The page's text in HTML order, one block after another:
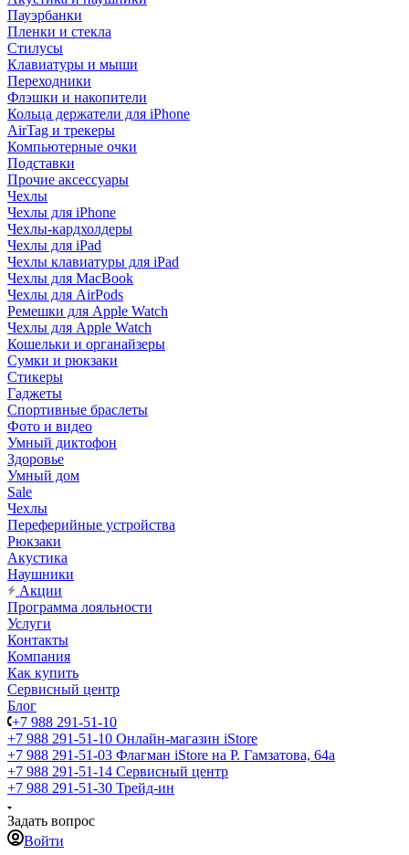
Пауэрбанки
Пленки и стекла
Стилусы
Клавиатуры и мыши
Переходники
Флэшки и накопители
Кольца держатели для iPhone
AirTag и трекеры
Компьютерные очки
Подставки
Прочие аксессуары
Чехлы
Чехлы для iPhone
Чехлы-кардхолдеры
Чехлы для iPad
Чехлы клавиатуры для iPad
Чехлы для MacBook
Чехлы для AirPods
Ремешки для Apple Watch
Чехлы для Apple Watch
Кошельки и органайзеры
Сумки и рюкзаки
Стикеры
Гаджеты
Спортивные браслеты
Фото и видео
Умный диктофон
Здоровье
Умный дом
Sale
Чехлы
Переферийные устройства
Рюкзаки
Акустика
Наушники
Акции
Программа лояльности
Услуги
Контакты
Компания
Как купить
Сервисный центр
Блог
+7 988 291-51-10
+7 988 291-51-10 Онлайн-магазин iStore
+7 988 291-51-03 Флагман iStore на Р. Гамзатова, 64а
+7 988 291-51-14 Сервисный центр
+7 988 291-51-30 Трейд-ин
Задать вопрос
Войти